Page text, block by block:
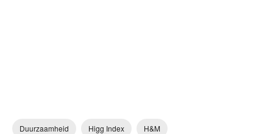
Duurzaamheid Higg Index H&M